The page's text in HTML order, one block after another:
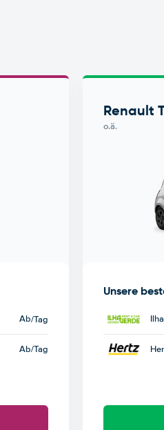
Ab/Tag
Ab/Tag
Renault
o.ä.
Unsere